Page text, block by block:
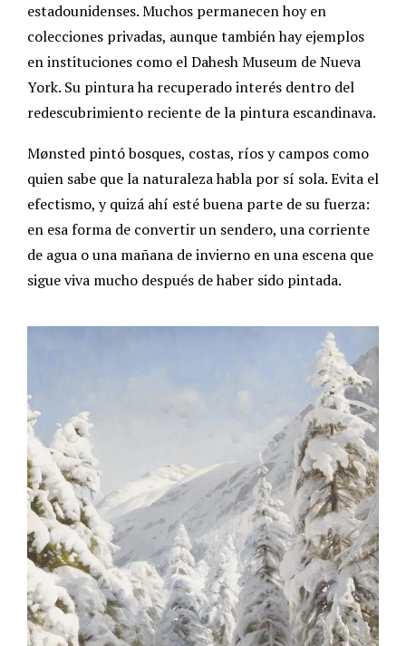
estadounidenses. Muchos permanecen hoy en
colecciones privadas, aunque también hay ejemplos
en instituciones como el Dahesh Museum de Nueva
York. Su pintura ha recuperado interés dentro del
redescubrimiento reciente de la pintura escandinava.
Mønsted pintó bosques, costas, ríos y campos como
quien sabe que la naturaleza habla por sí sola. Evita el
efectismo, y quizá ahí esté buena parte de su fuerza:
en esa forma de convertir un sendero, una corriente
de agua o una mañana de invierno en una escena que
sigue viva mucho después de haber sido pintada.